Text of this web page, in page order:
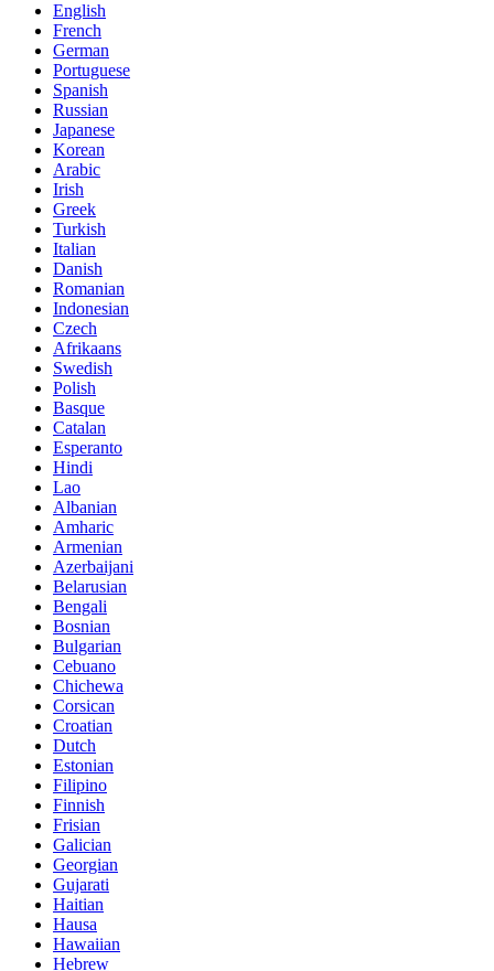
English
French
German
Portuguese
Spanish
Russian
Japanese
Korean
Arabic
Irish
Greek
Turkish
Italian
Danish
Romanian
Indonesian
Czech
Afrikaans
Swedish
Polish
Basque
Catalan
Esperanto
Hindi
Lao
Albanian
Amharic
Armenian
Azerbaijani
Belarusian
Bengali
Bosnian
Bulgarian
Cebuano
Chichewa
Corsican
Croatian
Dutch
Estonian
Filipino
Finnish
Frisian
Galician
Georgian
Gujarati
Haitian
Hausa
Hawaiian
Hebrew